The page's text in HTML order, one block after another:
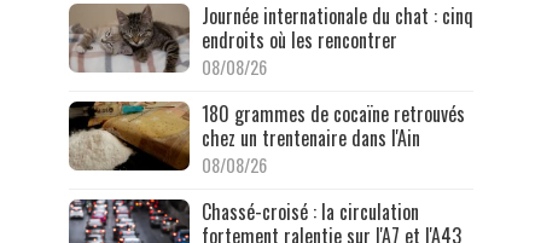
Journée internationale du chat : cinq
endroits où les rencontrer
08/08/26
180 grammes de cocaïne retrouvés
chez un trentenaire dans l'Ain
08/08/26
Chassé-croisé : la circulation
fortement ralentie sur l'A7 et l'A43